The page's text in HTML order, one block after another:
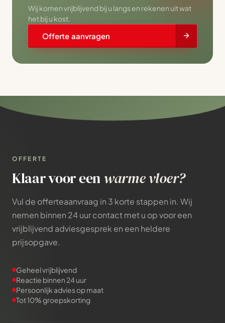
Wij komen vrijblijvend bij u langs en rekenen uit wat
het bij u kost.
Offerte aanvragen
OFFERTE
Klaar voor eenwarme vloer?
Vul de offerteaanvraag in 3 korte stappen in. Wij
nemen binnen 24 uur contact met u op voor een
vrijblijvend adviesgesprek en een heldere
prijsopgave.
Geheel vrijblijvend
Reactie binnen 24 uur
Persoonlijk advies op maat
Tot 10% groepskorting